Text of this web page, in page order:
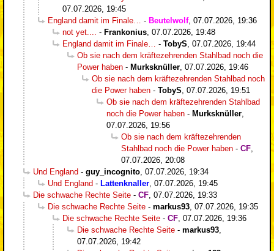
07.07.2026, 19:45
England damit im Finale… - Beutelwolf, 07.07.2026, 19:36
not yet.... - Frankonius, 07.07.2026, 19:48
England damit im Finale… - TobyS, 07.07.2026, 19:44
Ob sie nach dem kräftezehrenden Stahlbad noch die
Power haben - Murksknüller, 07.07.2026, 19:46
Ob sie nach dem kräftezehrenden Stahlbad noch
die Power haben - TobyS, 07.07.2026, 19:51
Ob sie nach dem kräftezehrenden Stahlbad
noch die Power haben - Murksknüller,
07.07.2026, 19:56
Ob sie nach dem kräftezehrenden
Stahlbad noch die Power haben - CF,
07.07.2026, 20:08
Und England - guy_incognito, 07.07.2026, 19:34
Und England - Lattenknaller, 07.07.2026, 19:45
Die schwache Rechte Seite - CF, 07.07.2026, 19:33
Die schwache Rechte Seite - markus93, 07.07.2026, 19:35
Die schwache Rechte Seite - CF, 07.07.2026, 19:36
Die schwache Rechte Seite - markus93,
07.07.2026, 19:42